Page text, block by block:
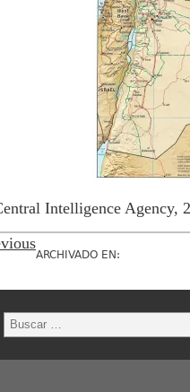
Intelligence Agency,
ARCHIVADO EN: